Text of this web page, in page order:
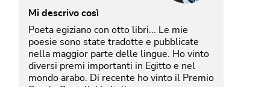
Mi descrivo così
Poeta egiziano con otto libri... Le mie
poesie sono state tradotte e pubblicate
nella maggior parte delle lingue. Ho vinto
diversi premi importanti in Egitto e nel
mondo arabo. Di recente ho vinto il Premio